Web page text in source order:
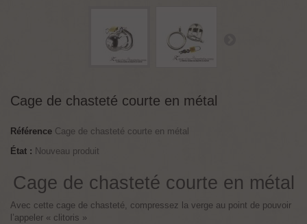
Cage de chasteté courte en métal
Référence Cage de chasteté courte en métal
État : Nouveau produit
Cage de chasteté courte en métal
Avec cette cage de chasteté, compressez la verge au point de pouvoir
l’appeler « clitoris »